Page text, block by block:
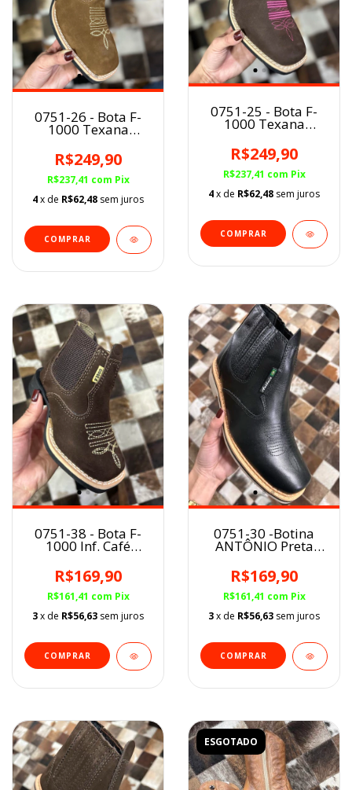
0751-26 - Bota F-
1000 Texana
Curto BQ
R$249,90
R$237,41 com Pix
4x de R$62,48 sem juros
COMPRAR
0751-25 - Bota F-
1000 Texana
Cano Curto BQ
R$249,90
R$237,41 com Pix
4x de R$62,48 sem juros
COMPRAR
0751-38 - Bota F-
1000 Inf. Café
Cano Curto BQ
R$169,90
R$161,41 com Pix
3x de R$56,63 sem juros
COMPRAR
0751-30 -Botina
ANTÔNIO Preta
Couro Liso
R$169,90
R$161,41 com Pix
3x de R$56,63 sem juros
COMPRAR
ESGOTADO